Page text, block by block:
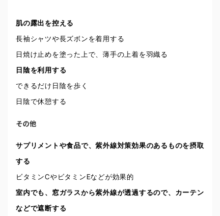
肌の露出を控える
長袖シャツや長ズボンを着用する
日焼け止めを塗った上で、薄手の上着を羽織る
日陰を利用する
できるだけ日陰を歩く
日陰で休憩する
その他
サプリメントや食品で、紫外線対策効果のあるものを摂取
する
ビタミンCやビタミンEなどが効果的
室内でも、窓ガラスから紫外線が透過するので、カーテン
などで遮断する